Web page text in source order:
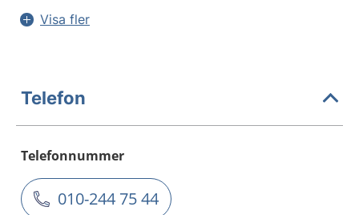
Visa fler
Telefon
Telefonnummer
010-244 75 44